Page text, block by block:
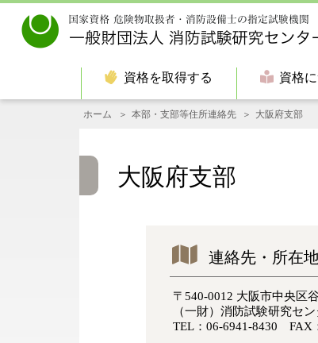
資格を取得する 資格
ホーム 本部・支部等住所連絡先 大阪府支部
大阪府支部
連絡先・所在
〒540-0012 大阪市中央区
（一財）消防試験研究セ
TEL：06-6941-8430 FAX